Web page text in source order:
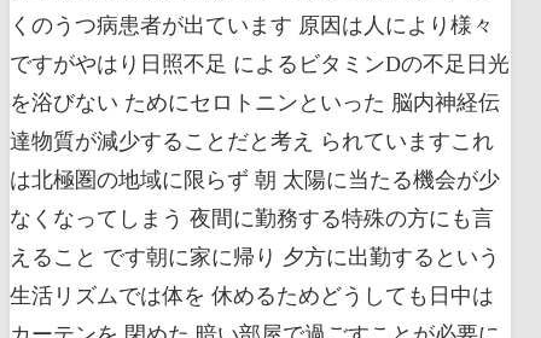
くのうつ病患者が出ています 原因は人により様々
ですがやはり日照不足 によるビタミンDの不足日光
を浴びない ためにセロトニンといった 脳内神経伝
達物質が減少することだと考え られていますこれ
は北極圏の地域に限らず 朝 太陽に当たる機会が少
なくなってしまう 夜間に勤務する特殊の方にも言
えること です朝に家に帰り 夕方に出勤するという
生活リズムでは体を 休めるためどうしても日中は